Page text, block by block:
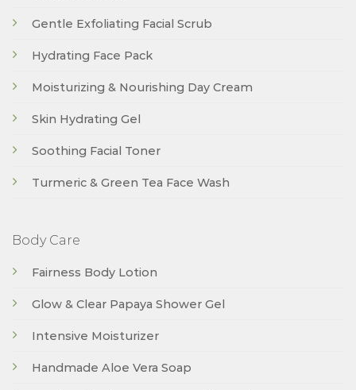
Gentle Exfoliating Facial Scrub
Hydrating Face Pack
Moisturizing & Nourishing Day Cream
Skin Hydrating Gel
Soothing Facial Toner
Turmeric & Green Tea Face Wash
Body Care
Fairness Body Lotion
Glow & Clear Papaya Shower Gel
Intensive Moisturizer
Handmade Aloe Vera Soap